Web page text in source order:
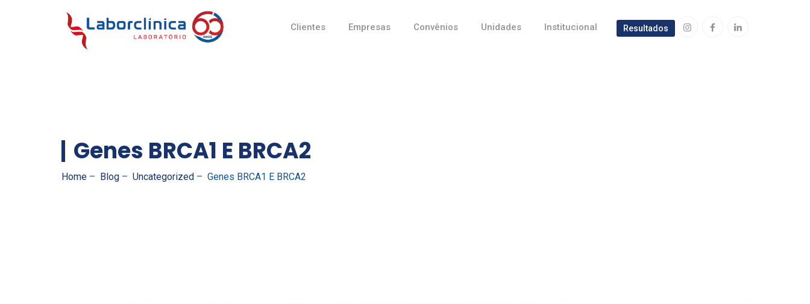
Resultados
Clientes Empresas Convênios Unidades Institucional
Genes BRCA1 E BRCA2
Home – Blog – Uncategorized – Genes BRCA1 E BRCA2